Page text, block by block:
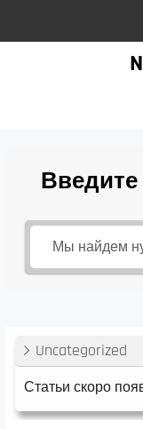
Uncategorized
Статьи скоро